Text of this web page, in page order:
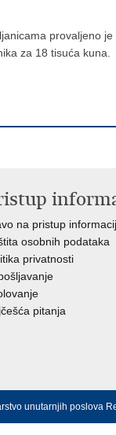
provaljeno je
za 18 tisuća kuna.
na pristup
osobnih podataka
privatnosti
pitanja
unutarnjih poslova